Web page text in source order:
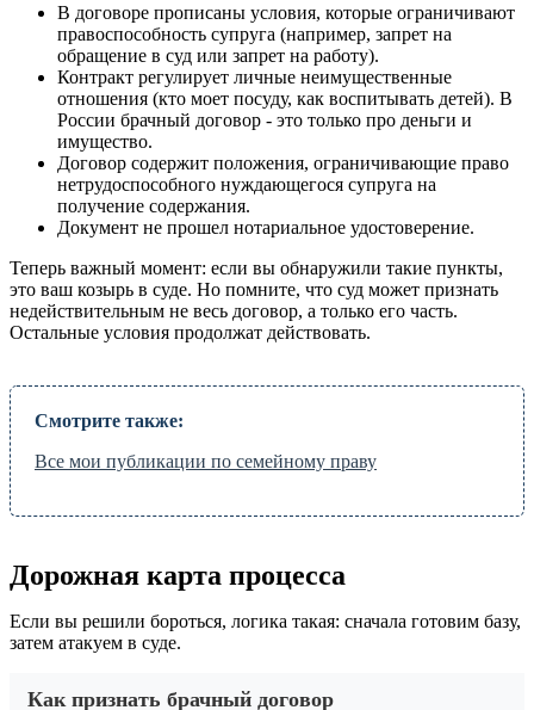
В договоре прописаны условия, которые ограничивают
правоспособность супруга (например, запрет на
обращение в суд или запрет на работу).
Контракт регулирует личные неимущественные
отношения (кто моет посуду, как воспитывать детей). В
России брачный договор - это только про деньги и
имущество.
Договор содержит положения, ограничивающие право
нетрудоспособного нуждающегося супруга на
получение содержания.
Документ не прошел нотариальное удостоверение.
Теперь важный момент: если вы обнаружили такие пункты,
это ваш козырь в суде. Но помните, что суд может признать
недействительным не весь договор, а только его часть.
Остальные условия продолжат действовать.
Смотрите также:
Все мои публикации по семейному праву
Дорожная карта процесса
Если вы решили бороться, логика такая: сначала готовим базу,
затем атакуем в суде.
Как признать брачный договор